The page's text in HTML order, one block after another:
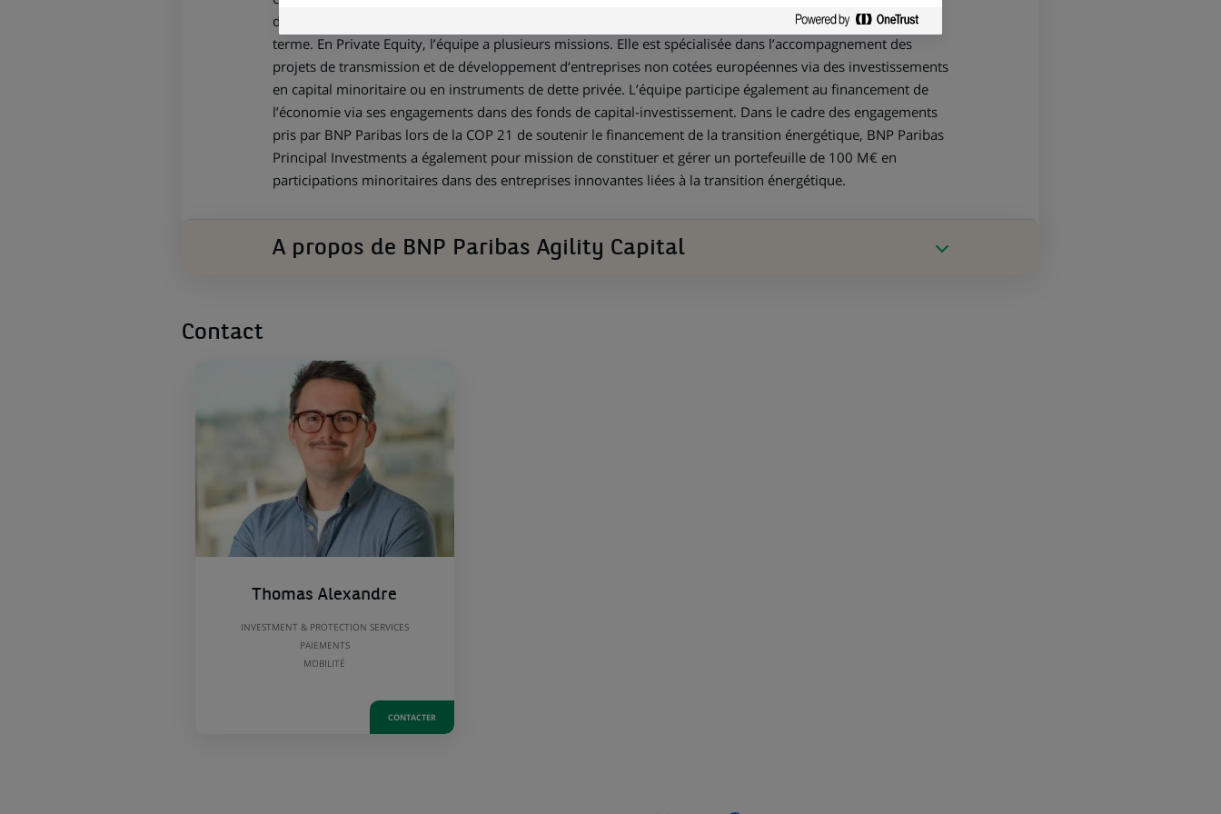
d’accompagnement de la croissance des midcaps européennes et de valorisation des actifs à moyen/long
terme. En Private Equity, l’équipe a plusieurs missions. Elle est spécialisée dans l’accompagnement des
projets de transmission et de développement d‘entreprises non cotées européennes via des investissements
en capital minoritaire ou en instruments de dette privée. L’équipe participe également au financement de
l’économie via ses engagements dans des fonds de capital-investissement. Dans le cadre des engagements
pris par BNP Paribas lors de la COP 21 de soutenir le financement de la transition énergétique, BNP Paribas
Principal Investments a également pour mission de constituer et gérer un portefeuille de 100 M€ en
participations minoritaires dans des entreprises innovantes liées à la transition énergétique.
A propos de BNP Paribas Agility Capital
Contact
Thomas Alexandre
INVESTMENT & PROTECTION SERVICES
PAIEMENTS
MOBILITÉ
CONTACTER